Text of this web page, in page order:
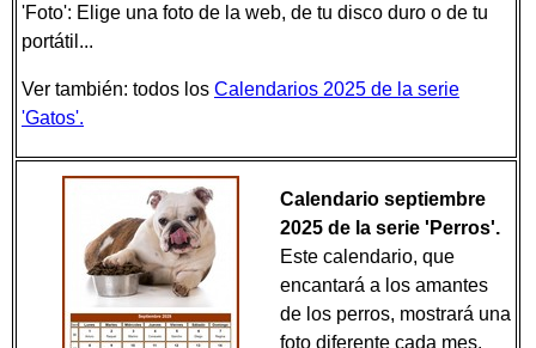
'Foto': Elige una foto de la web, de tu disco duro o de tu
portátil...
Ver también: todos los Calendarios 2025 de la serie
'Gatos'.
Calendario septiembre
2025 de la serie 'Perros'.
Este calendario, que
encantará a los amantes
de los perros, mostrará una
foto diferente cada mes.